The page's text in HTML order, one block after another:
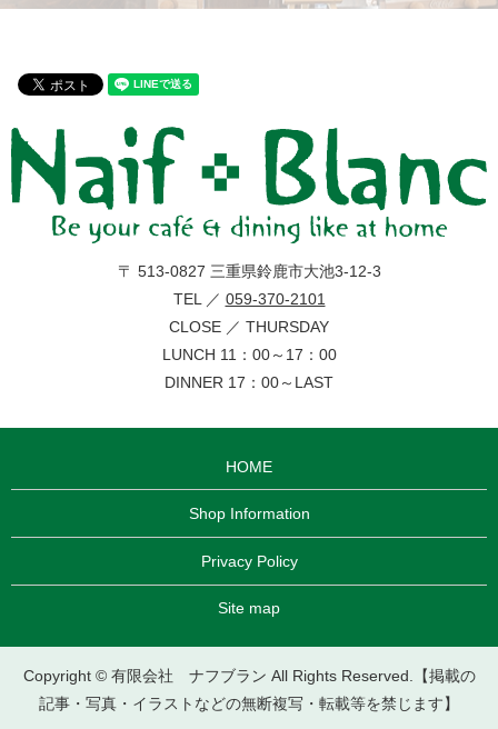
〒 513-0827 三重県鈴鹿市大池3-12-3
TEL ／ 059-370-2101
CLOSE ／ THURSDAY
LUNCH 11：00～17：00
DINNER 17：00～LAST
HOME
Shop Information
Privacy Policy
Site map
Copyright © 有限会社 ナフブラン All Rights Reserved.【掲載の
記事・写真・イラストなどの無断複写・転載等を禁じます】